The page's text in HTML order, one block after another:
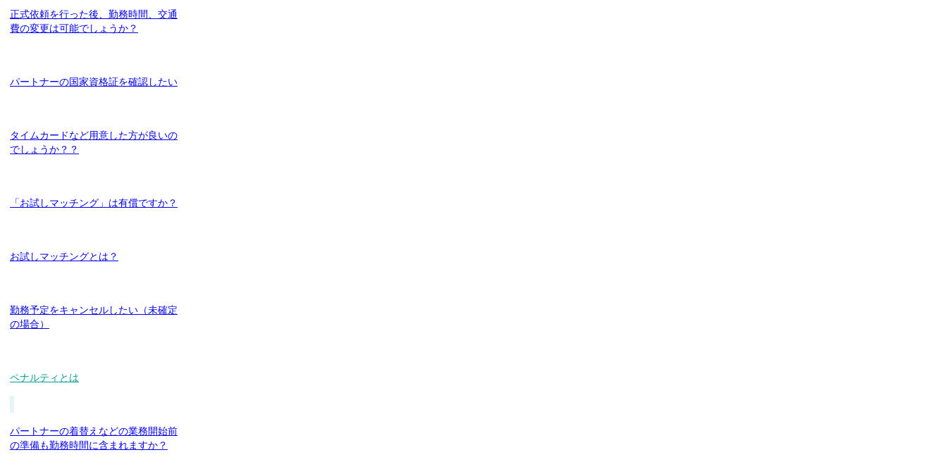
正式依頼を行った後、勤務時間、交通
費の変更は可能でしょうか？
パートナーの国家資格証を確認したい
タイムカードなど用意した方が良いの
でしょうか？？
「お試しマッチング」は有償ですか？
お試しマッチングとは？
勤務予定をキャンセルしたい（未確定
の場合）
ペナルティとは
パートナーの着替えなどの業務開始前
の準備も勤務時間に含まれますか？